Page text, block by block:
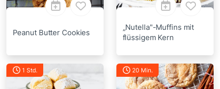
Peanut Butter Cookies
„Nutella"-Muffins mit
flüssigem Kern
1 Std. 20 Min.